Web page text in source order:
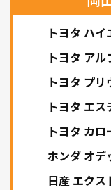
トヨタ ハ
トヨタ アル
トヨタ プリ
トヨタ エス
トヨタ カロ
ホンダ オデ
日産 エクス